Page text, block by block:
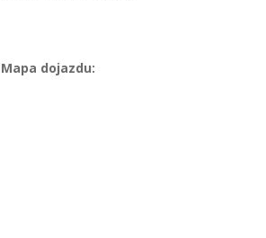
Mapa dojazdu: